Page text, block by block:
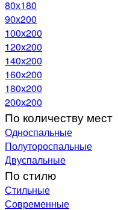
80х180
90х200
100х200
120x200
140х200
160х200
180х200
200х200
По количеству мест
Односпальные
Полутороспальные
Двуспальные
По стилю
Стильные
Современные